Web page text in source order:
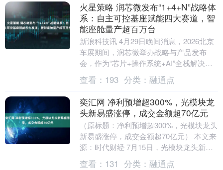
火星策略 润芯微发布“1+4+N”战略体
系：自主可控基座赋能四大赛道，智
能座舱量产超百万台
新浪科技讯 4月29日晚间消息，2026北京
车展期间，润芯微举办战略与产品发布
会，作为“芯片+操作系统+AI”全栈解决方
案提供商，首次完整展示已打造的可应用
于多....
查看： 193 分类： 融通点
奕汇网 净利预增超300%，光模块龙
头新易盛涨停，成交金额超70亿元
（原标题：净利预增超300%，光模块龙头
新易盛涨停，成交金额超70亿元） 本文来
源：时代财经 7月15日，光模块龙头新易
盛开盘大涨拉升，迅速“20CM”涨停，报....
查看： 131 分类： 融通点